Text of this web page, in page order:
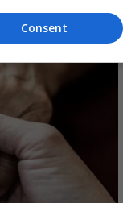
Consent